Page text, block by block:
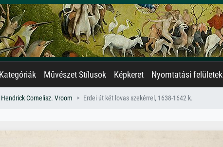
Kategóriák Művészet Stílusok Képkeret Nyomtatási felületek
Hendrick Cornelisz. Vroom Erdei út két lovas szekérrel, 1638-1642 k.